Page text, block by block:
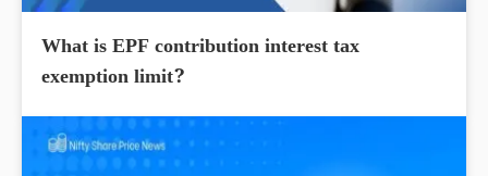
What is EPF contribution interest tax
exemption limit?